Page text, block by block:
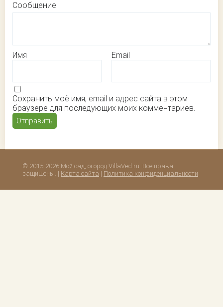
Сообщение
Имя Email
Сохранить моё имя, email и адрес сайта в этом
браузере для последующих моих комментариев.
© 2015-2026 Мой сад, огород VillaVed.ru. Все права
защищены. | Карта сайта | Политика конфиденциальности